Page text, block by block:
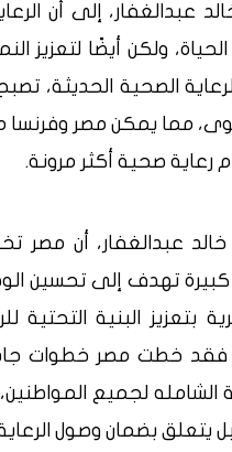
خالد عبدالغفار، إلى أن
ولكن أيضًا لتعزيز
الصحية الحديثة،
مما يمكن مصر وفرنسا
رعاية صحية أكثر مرونة.
خالد عبدالغفار، أن
تهدف إلى تحسين
بتعزيز البنية التحتية
فقد خطت مصر خطوات
الشامله لجميع
يتعلق بضمان وصول